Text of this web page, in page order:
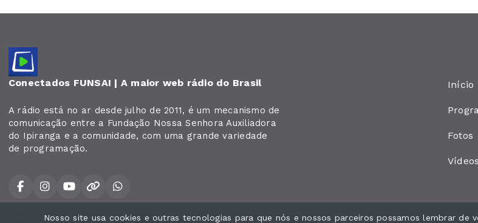
Conectados FUNSAI | A maior web rádio do Brasil
A rádio está no ar desde julho de 2011, é um mecanismo de
comunicação entre a Fundação Nossa Senhora Auxiliadora
do Ipiranga e a comunidade, com uma grande variedade
de programação.
Início
Fotos
Vídeos
Todos os direitos reservados.
Nosso site usa cookies e outras tecnologias para que nós e nossos parceiros possamos lembrar de